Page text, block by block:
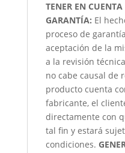
TENER EN
GARANTÍA: El
proceso de
aceptación de la
a la revisión
no cabe causal de
producto cuenta
fabricante, el
directamente con
tal fin y estará
condiciones.